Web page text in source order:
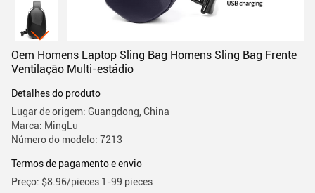
Oem Homens Laptop Sling Bag Homens Sling Bag Frente
Ventilação Multi-estádio
Detalhes do produto
Lugar de origem: Guangdong, China
Marca: MingLu
Número do modelo: 7213
Termos de pagamento e envio
Preço: $8.96/pieces 1-99 pieces